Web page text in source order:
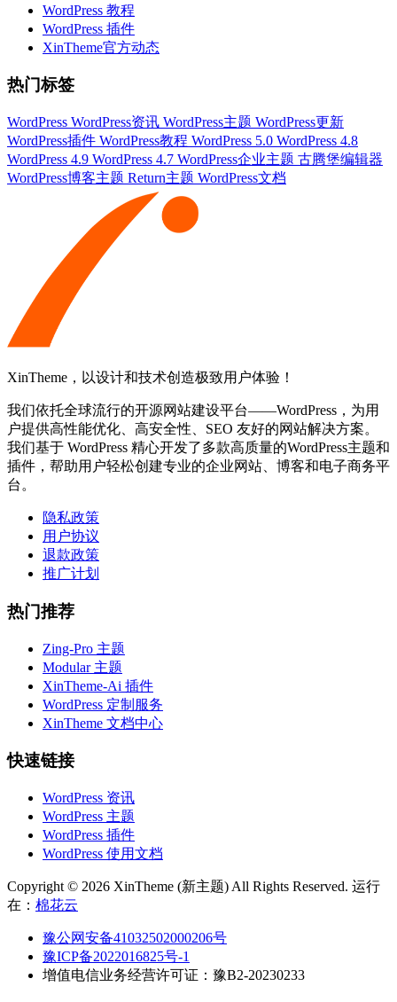
WordPress 教程
WordPress 插件
XinTheme官方动态
热门标签
WordPress WordPress资讯 WordPress主题 WordPress更新
WordPress插件 WordPress教程 WordPress 5.0 WordPress 4.8
WordPress 4.9 WordPress 4.7 WordPress企业主题 古腾堡编辑器
WordPress博客主题 Return主题 WordPress文档
XinTheme，以设计和技术创造极致用户体验！
我们依托全球流行的开源网站建设平台——WordPress，为用
户提供高性能优化、高安全性、SEO 友好的网站解决方案。
我们基于 WordPress 精心开发了多款高质量的WordPress主题和
插件，帮助用户轻松创建专业的企业网站、博客和电子商务平
台。
隐私政策
用户协议
退款政策
推广计划
热门推荐
Zing-Pro 主题
Modular 主题
XinTheme-Ai 插件
WordPress 定制服务
XinTheme 文档中心
快速链接
WordPress 资讯
WordPress 主题
WordPress 插件
WordPress 使用文档
Copyright © 2026 XinTheme (新主题) All Rights Reserved. 运行
在： 棉花云
豫公网安备41032502000206号
豫ICP备2022016825号-1
增值电信业务经营许可证：豫B2-20230233